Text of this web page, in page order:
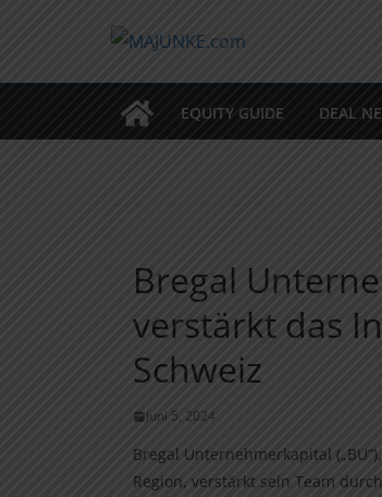
EQUITY GUIDE DEAL
Bregal
verstärkt das
Schweiz
Juni 5, 2024
Bregal Unternehmerkapital
Region, verstärkt sein Team